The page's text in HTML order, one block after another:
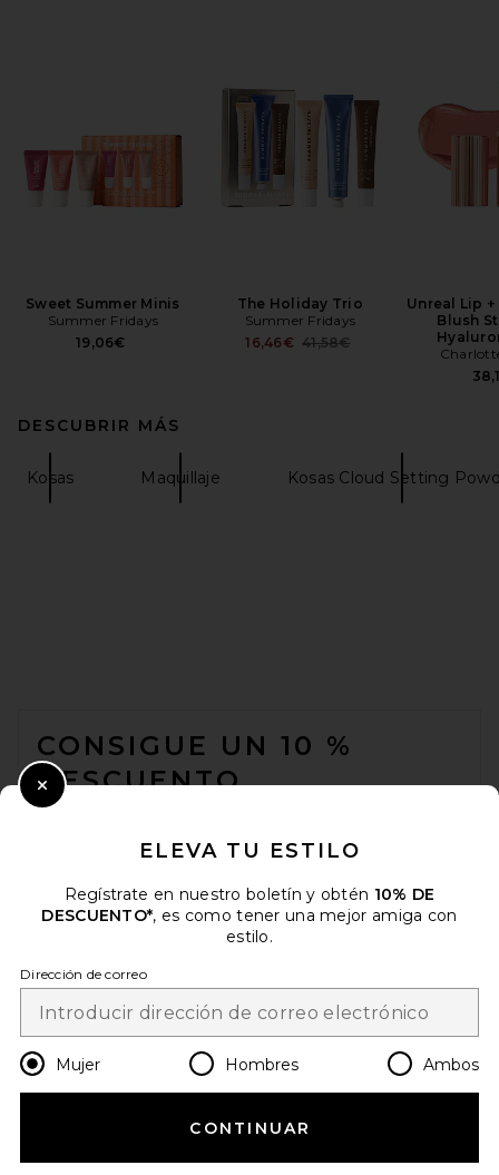
Sweet Summer Minis
Summer Fridays
19,06€
The Holiday Trio
Summer Fridays
16,46€ Previous price:
41,58€
Unreal Lip
Blush
DESCUBRIR MÁS
Kosas Maquillaje Kosas Cloud Setting
CONSIGUE UN 10 %
DESCUENTO
electrónico. Puede retirarse en cualquier momento.
Email Address
Change Country Regions
es EUR
¡AYÚDANOS A MEJORAR!
ELEVA TU ESTILO
Regístrate en nuestro boletín y obtén 10% DE
DESCUENTO*, es como tener una mejor amiga con
estilo.
Dirección de correo
Mujer Hombres Ambos
CONTINUAR
Close Modal